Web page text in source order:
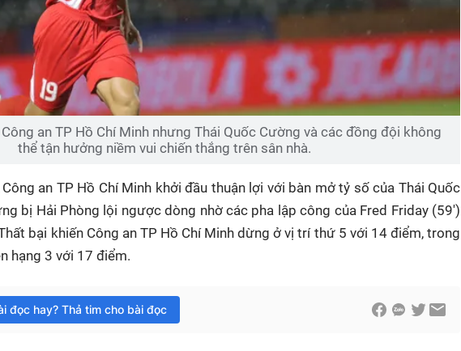
an TP Hồ Chí Minh nhưng Thái Quốc Cường và các đồng đội không
thể tận hưởng niềm vui chiến thắng trên sân nhà.
an TP Hồ Chí Minh khởi đầu thuận lợi với bàn mở tỷ số của Thái Quốc
bị Hải Phòng lội ngược dòng nhờ các pha lập công của Fred Friday (59')
bại khiến Công an TP Hồ Chí Minh dừng ở vị trí thứ 5 với 14 điểm, trong
hạng 3 với 17 điểm.
đọc hay? Thả tim cho bài đọc